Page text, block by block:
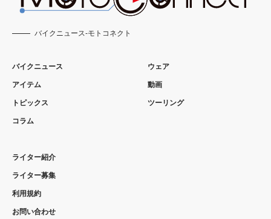
バイクニュース-モトコネクト
バイクニュース
アイテム
トピックス
コラム
ウェア
動画
ツーリング
ライター紹介
ライター募集
利用規約
お問い合わせ